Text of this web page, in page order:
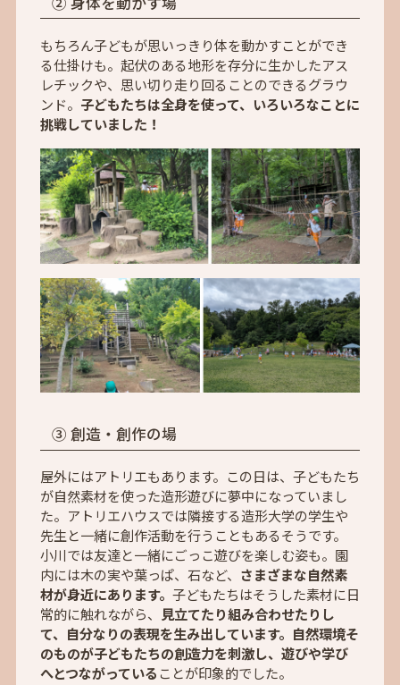
もちろん子どもが思いっきり体を動かすことができ
る仕掛けも。起伏のある地形を存分に生かしたアス
レチックや、思い切り走り回ることのできるグラウ
ンド。 子どもたちは全身を使って、いろいろなことに
挑戦していました！
③ 創造・創作の場
屋外にはアトリエもあります。この日は、子どもたち
が自然素材を使った造形遊びに夢中になっていまし
た。アトリエハウスでは隣接する造形大学の学生や
先生と一緒に創作活動を行うこともあるそうです。
小川では友達と一緒にごっこ遊びを楽しむ姿も。園
内には木の実や葉っぱ、石など、 さまざまな自然素
材が身近にあります。 子どもたちはそうした素材に日
常的に触れながら、 見立てたり組み合わせたりし
て、自分なりの表現を生み出しています。自然環境そ
のものが子どもたちの創造力を刺激し、遊びや学び
へとつながっている ことが印象的でした。